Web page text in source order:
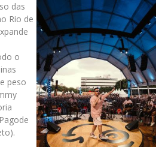
das
Rio de
o
peso